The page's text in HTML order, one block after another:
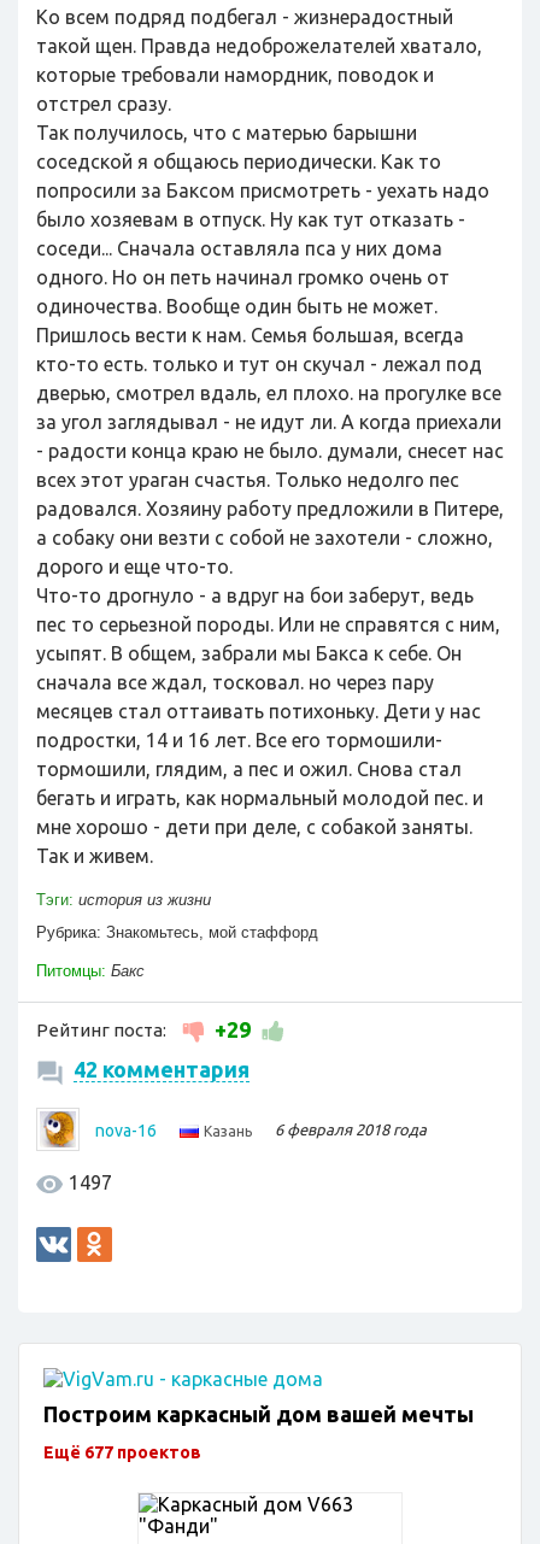
Ко всем подряд подбегал - жизнерадостный
такой щен. Правда недоброжелателей хватало,
которые требовали намордник, поводок и
отстрел сразу.
Так получилось, что с матерью барышни
соседской я общаюсь периодически. Как то
попросили за Баксом присмотреть - уехать надо
было хозяевам в отпуск. Ну как тут отказать -
соседи... Сначала оставляла пса у них дома
одного. Но он петь начинал громко очень от
одиночества. Вообще один быть не может.
Пришлось вести к нам. Семья большая, всегда
кто-то есть. только и тут он скучал - лежал под
дверью, смотрел вдаль, ел плохо. на прогулке все
за угол заглядывал - не идут ли. А когда приехали
- радости конца краю не было. думали, снесет нас
всех этот ураган счастья. Только недолго пес
радовался. Хозяину работу предложили в Питере,
а собаку они везти с собой не захотели - сложно,
дорого и еще что-то.
Что-то дрогнуло - а вдруг на бои заберут, ведь
пес то серьезной породы. Или не справятся с ним,
усыпят. В общем, забрали мы Бакса к себе. Он
сначала все ждал, тосковал. но через пару
месяцев стал оттаивать потихоньку. Дети у нас
подростки, 14 и 16 лет. Все его тормошили-
тормошили, глядим, а пес и ожил. Снова стал
бегать и играть, как нормальный молодой пес. и
мне хорошо - дети при деле, с собакой заняты.
Так и живем.
Тэги: история из жизни
Рубрика: Знакомьтесь, мой стаффорд
Питомцы: Бакс
Рейтинг поста:
+29
42 комментария
nova-16 Казань 6 февраля 2018 года
1497
Построим каркасный дом вашей мечты
Ещё 677 проектов